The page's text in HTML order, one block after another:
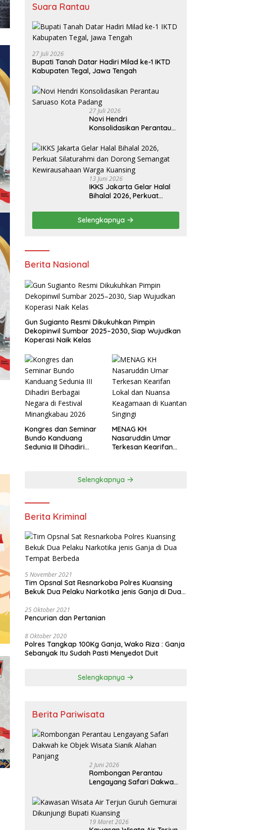
Suara Rantau
27 Juli 2026
Bupati Tanah Datar Hadiri Milad ke-1 IKTD
Kabupaten Tegal, Jawa Tengah
27 Juli 2026
Novi Hendri
Konsolidasikan Perantau
13 Juni 2026
IKKS Jakarta Gelar Halal
Bihalal 2026, Perkuat
Semangat Kewirausahaan
Warga Kuansing
Selengkapnya
Berita Nasional
Gun Sugianto Resmi Dikukuhkan Pimpin
Dekopinwil Sumbar 2025–2030, Siap Wujudkan
Koperasi Naik Kelas
Kongres dan Seminar
Bundo Kanduang
Sedunia III Dihadiri
MENAG KH
Nasaruddin Umar
Terkesan Kearifan
Selengkapnya
Berita Kriminal
5 November 2021
Tim Opsnal Sat Resnarkoba Polres Kuansing
Bekuk Dua Pelaku Narkotika jenis Ganja di Dua
25 Oktober 2021
Pencurian dan Pertanian
8 Oktober 2020
Polres Tangkap 100Kg Ganja, Wako Riza : Ganja
Sebanyak Itu Sudah Pasti Menyedot Duit
Selengkapnya
Berita Pariwisata
2 Juni 2026
Rombongan Perantau
Lengayang Safari Dakwah
Alahan Panjang
19 Maret 2026